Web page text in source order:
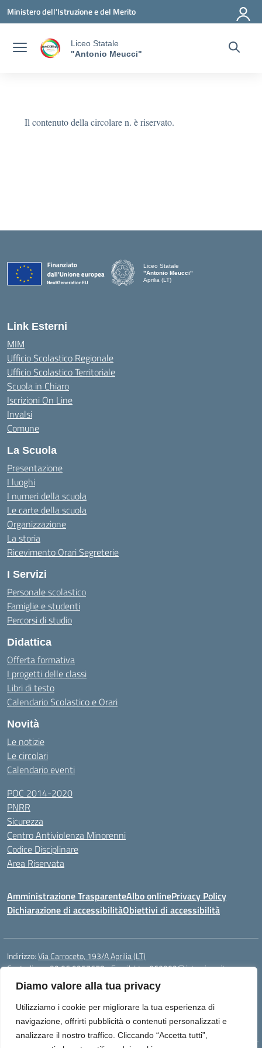
Diamo valore alla tua privacy
Utilizziamo i cookie per migliorare la tua esperienza di
navigazione, offrirti pubblicità o contenuti personalizzati e
analizzare il nostro traffico. Cliccando “Accetta tutti”,
Vai ai contenuti
Vai al menu di navigazione
Vai al footer
Ministero dell'Istruzione e del Merito
Liceo Statale
"Antonio Meucci"
Il contenuto della circolare n. è riservato.
Liceo Statale
"Antonio Meucci"
Aprilia (LT)
Link Esterni
MIM
Ufficio Scolastico Regionale
Ufficio Scolastico Territoriale
Scuola in Chiaro
Iscrizioni On Line
Invalsi
Comune
La Scuola
Presentazione
I luoghi
I numeri della scuola
Le carte della scuola
Organizzazione
La storia
Ricevimento Orari Segreterie
I Servizi
Personale scolastico
Famiglie e studenti
Percorsi di studio
Didattica
Offerta formativa
I progetti delle classi
Libri di testo
Calendario Scolastico e Orari
Novità
Le notizie
Le circolari
Calendario eventi
POC 2014-2020
PNRR
Sicurezza
Centro Antiviolenza Minorenni
Codice Disciplinare
Area Riservata
Amministrazione TrasparenteAlbo onlinePrivacy Policy
Dichiarazione di accessibilitàObiettivi di accessibilità
Indirizzo:Via Carroceto, 193/A Aprilia (LT)
Centralino:+39 06 9257678 Email:Ltps060002@istruzione.it
Posta elettronica certificata (PEC):
Ltps060002@pec.istruzione.it
Codice fiscale: 91001930592
LTPS060002